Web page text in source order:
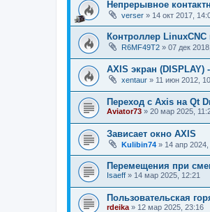
Непрерывное
verser » 14 окт 2017,
Контроллер LinuxCNC
R6MF49T2 » 07 дек
AXIS экран (DISPLAY)
xentaur » 11 июн 2012,
Переход с Axis на Qt
Aviator73 » 20 мар 2025,
Зависает окно AXIS
Kulibin74 » 14 апр
Перемещения при
Isaeff » 14 мар 2025, 12:21
Пользовательская
rdeika » 12 мар 2025, 23:16